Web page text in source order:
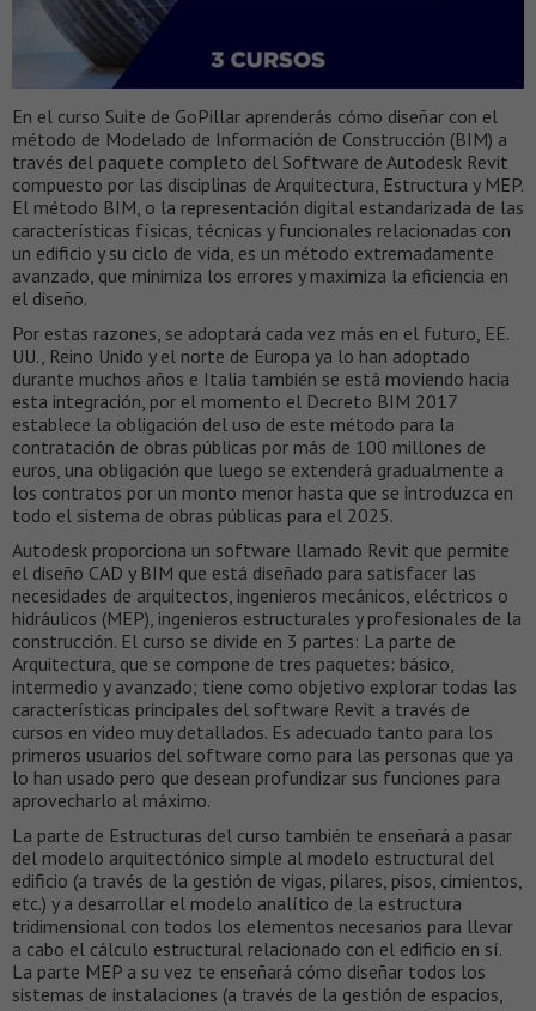
En el curso Suite de GoPillar aprenderás cómo diseñar con el
método de Modelado de Información de Construcción (BIM) a
través del paquete completo del Software de Autodesk Revit
compuesto por las disciplinas de Arquitectura, Estructura y MEP.
El método BIM, o la representación digital estandarizada de las
características físicas, técnicas y funcionales relacionadas con
un edificio y su ciclo de vida, es un método extremadamente
avanzado, que minimiza los errores y maximiza la eficiencia en
el diseño.
Por estas razones, se adoptará cada vez más en el futuro, EE.
UU., Reino Unido y el norte de Europa ya lo han adoptado
durante muchos años e Italia también se está moviendo hacia
esta integración, por el momento el Decreto BIM 2017
establece la obligación del uso de este método para la
contratación de obras públicas por más de 100 millones de
euros, una obligación que luego se extenderá gradualmente a
los contratos por un monto menor hasta que se introduzca en
todo el sistema de obras públicas para el 2025.
Autodesk proporciona un software llamado Revit que permite
el diseño CAD y BIM que está diseñado para satisfacer las
necesidades de arquitectos, ingenieros mecánicos, eléctricos o
hidráulicos (MEP), ingenieros estructurales y profesionales de la
construcción. El curso se divide en 3 partes: La parte de
Arquitectura, que se compone de tres paquetes: básico,
intermedio y avanzado; tiene como objetivo explorar todas las
características principales del software Revit a través de
cursos en video muy detallados. Es adecuado tanto para los
primeros usuarios del software como para las personas que ya
lo han usado pero que desean profundizar sus funciones para
aprovecharlo al máximo.
La parte de Estructuras del curso también te enseñará a pasar
del modelo arquitectónico simple al modelo estructural del
edificio (a través de la gestión de vigas, pilares, pisos, cimientos,
etc.) y a desarrollar el modelo analítico de la estructura
tridimensional con todos los elementos necesarios para llevar
a cabo el cálculo estructural relacionado con el edificio en sí.
La parte MEP a su vez te enseñará cómo diseñar todos los
sistemas de instalaciones (a través de la gestión de espacios,